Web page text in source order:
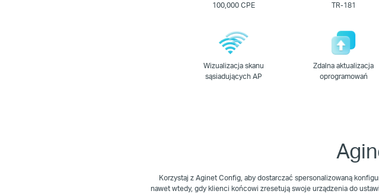
100,000 CPE
TR-181
Wizualizacja skanu
sąsiadujących AP
Zdalna aktualizacja
oprogramowań
Korzystaj z Aginet Config, aby dostarczać spersonalizowaną
nawet wtedy, gdy klienci końcowi zresetują swoje urządzenia do